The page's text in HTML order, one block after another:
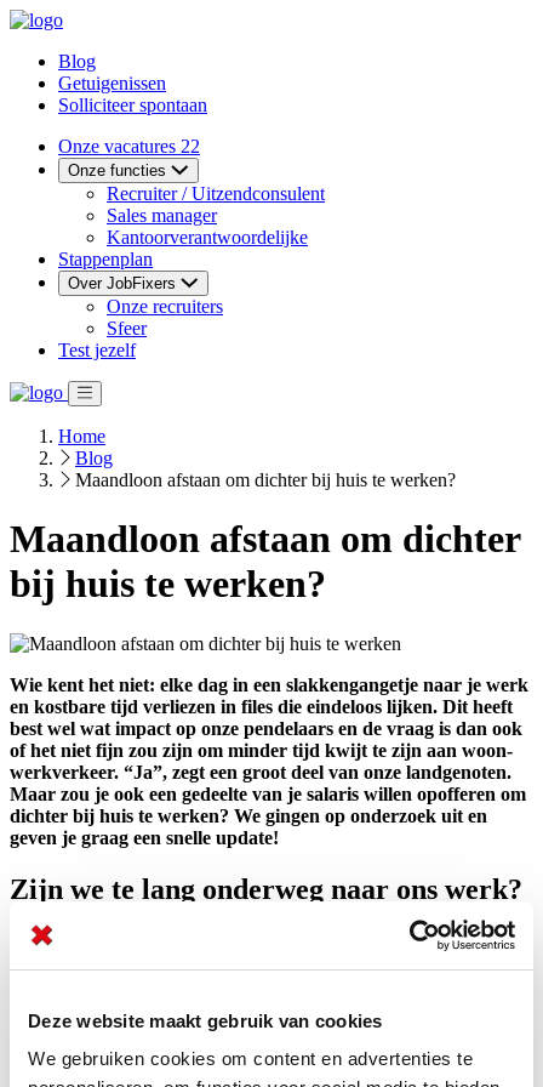
Deze website maakt gebruik van cookies
We gebruiken cookies om content en advertenties te
Blog
Getuigenissen
Solliciteer spontaan
Onze vacatures 22
Onze functies
Recruiter / Uitzendconsulent
Sales manager
Kantoorverantwoordelijke
Stappenplan
Over JobFixers
Onze recruiters
Sfeer
Test jezelf
Home
Blog
Maandloon afstaan om dichter bij huis te werken?
Maandloon afstaan om dichter
bij huis te werken?
Wie kent het niet: elke dag in een slakkengangetje naar je werk
en kostbare tijd verliezen in files die eindeloos lijken. Dit heeft
best wel wat impact op onze pendelaars en de vraag is dan ook
of het niet fijn zou zijn om minder tijd kwijt te zijn aan woon-
werkverkeer. “Ja”, zegt een groot deel van onze landgenoten.
Maar zou je ook een gedeelte van je salaris willen opofferen om
dichter bij huis te werken? We gingen op onderzoek uit en
geven je graag een snelle update!
Zijn we te lang onderweg naar ons werk?
Gemiddeld rijden we elke dag zo'n twintig kilometer naar ons werk.
toch wel concluderen dat schijn bedriegt.Een kwart van de
Belgen vindt een te lange autorit naar het werk dan ook een
echte no-go.En van de werknemers die langer dan een uur